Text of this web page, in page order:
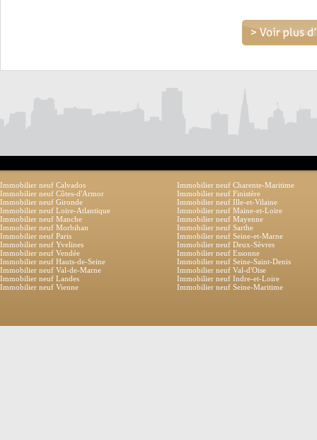
Immobilier neuf Calvados
Immobilier neuf Charente-Maritime
Immobilier neuf Côtes-d'Armor
Immobilier neuf Finistère
Immobilier neuf Gironde
Immobilier neuf Ille-et-Vilaine
Immobilier neuf Loire-Atlantique
Immobilier neuf Maine-et-Loire
Immobilier neuf Manche
Immobilier neuf Mayenne
Immobilier neuf Morbihan
Immobilier neuf Sarthe
Immobilier neuf Paris
Immobilier neuf Seine-et-Marne
Immobilier neuf Yvelines
Immobilier neuf Deux-Sèvres
Immobilier neuf Vendée
Immobilier neuf Essonne
Immobilier neuf Hauts-de-Seine
Immobilier neuf Seine-Saint-Denis
Immobilier neuf Val-de-Marne
Immobilier neuf Val-d'Oise
Immobilier neuf Landes
Immobilier neuf Indre-et-Loire
Immobilier neuf Vienne
Immobilier neuf Seine-Maritime